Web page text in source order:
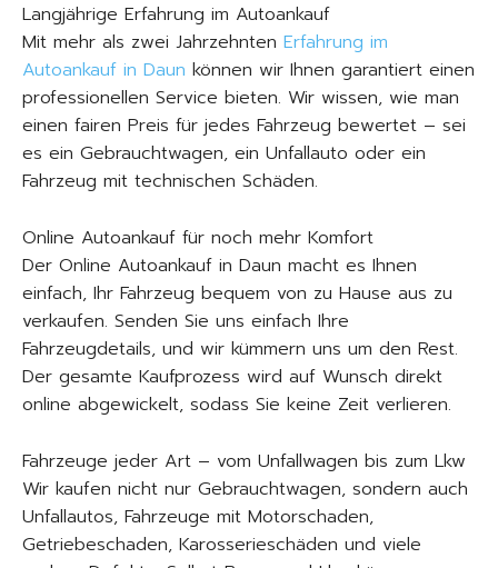
Langjährige Erfahrung im Autoankauf
Mit mehr als zwei Jahrzehnten Erfahrung im
Autoankauf in Daun können wir Ihnen garantiert einen
professionellen Service bieten. Wir wissen, wie man
einen fairen Preis für jedes Fahrzeug bewertet – sei
es ein Gebrauchtwagen, ein Unfallauto oder ein
Fahrzeug mit technischen Schäden.
Online Autoankauf für noch mehr Komfort
Der Online Autoankauf in Daun macht es Ihnen
einfach, Ihr Fahrzeug bequem von zu Hause aus zu
verkaufen. Senden Sie uns einfach Ihre
Fahrzeugdetails, und wir kümmern uns um den Rest.
Der gesamte Kaufprozess wird auf Wunsch direkt
online abgewickelt, sodass Sie keine Zeit verlieren.
Fahrzeuge jeder Art – vom Unfallwagen bis zum Lkw
Wir kaufen nicht nur Gebrauchtwagen, sondern auch
Unfallautos, Fahrzeuge mit Motorschaden,
Getriebeschaden, Karosserieschäden und viele